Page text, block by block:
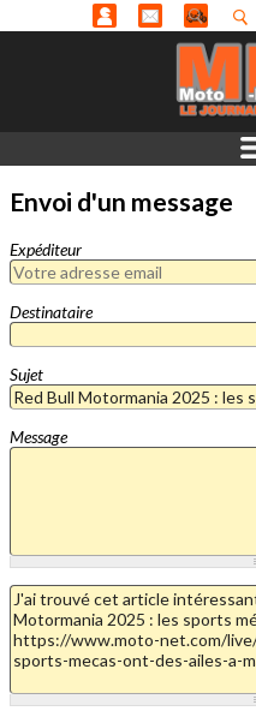
Envoi d'un message
Expéditeur
Destinataire
Sujet
Message